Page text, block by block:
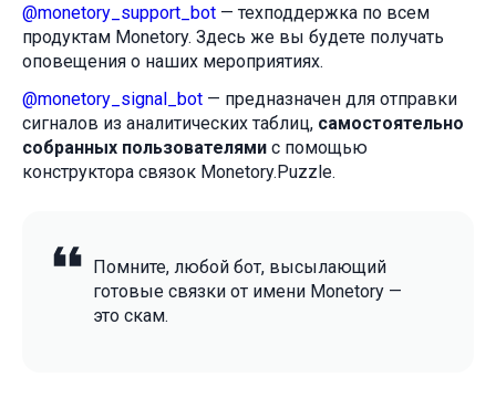
@monetory_support_bot — техподдержка по всем
продуктам Monetory. Здесь же вы будете получать
оповещения о наших мероприятиях.
@monetory_signal_bot — предназначен для отправки
сигналов из аналитических таблиц, самостоятельно
собранных пользователями с помощью
конструктора связок Monetory.Puzzle.
Помните, любой бот, высылающий
готовые связки от имени Monetory —
это скам.